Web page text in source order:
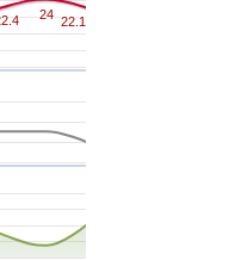
24
24 22.1
22.1